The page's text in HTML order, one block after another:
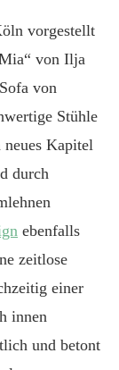
vorgestellt
von Ilja
von
Stühle
neues Kapitel
durch
ebenfalls
zeitlose
einer
innen
und betont